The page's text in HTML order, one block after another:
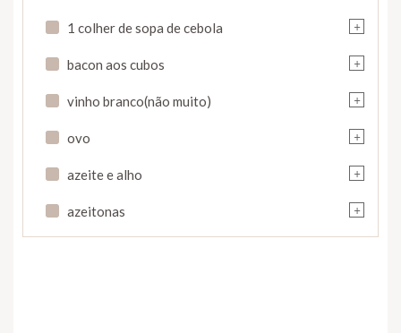
+
1 colher de sopa de cebola
+
bacon aos cubos
+
vinho branco(não muito)
+
ovo
+
azeite e alho
+
azeitonas